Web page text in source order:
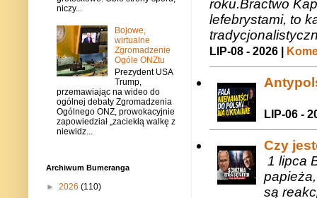
roku.Bractwo
lefebrystami, to
LIP-08 - 2026 |
LIP-06 -
Czy
1 lipca
są
niczy...
Bojowe,
wirtualne
Zgromadzenie
Ogóle ONZtu
Prezydent USA
Trump,
przemawiając na wideo do
ogólnej debaty Zgromadzenia
Ogólnego ONZ, prowokacyjnie
zapowiedział „zaciekłą walkę z
niewidz...
Archiwum Bumeranga
► 2026 (110)